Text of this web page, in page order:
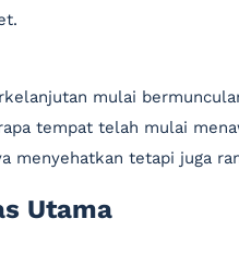
mulai
tempat telah mulai
menyehatkan tetapi juga
Utama